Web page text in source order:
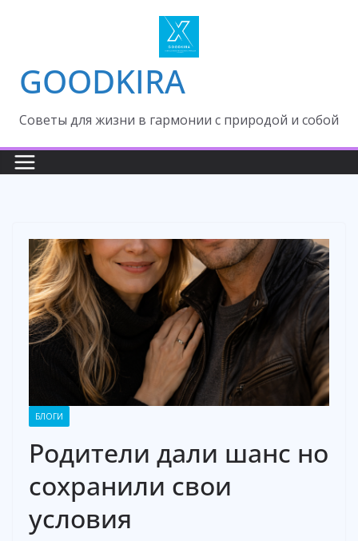
GOODKIRA
Cоветы для жизни в гармонии с природой и собой
БЛОГИ
Родители дали шанс но
сохранили свои
условия